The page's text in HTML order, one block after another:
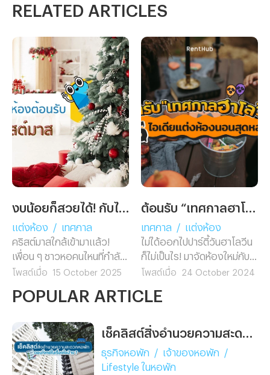
RELATED ARTICLES
แต่งห้อง /
เทศกาล
คริสต์มาสใกล้เข้ามาแล้ว!
เพื่อน ๆ ชาวหอคนไหนที่กำลัง
มองหาวิธีแต่งห้องให้ดูอบอุ่น
แห่งความสุข แต่ติดที่งบ
กังวลใจไปค่ะ เพราะความ
สวยไม่จำเป็นต้องแพงเสมอ
ไป! และในวันนี้เราจะขอพา
เพื่อน ๆ ไปดูไอเดียแต่งห้อง
โพสต์เมื่อ 15 October 2025
เทศกาล /
แต่งห้อง
ไม่ได้ออกไปปาร์ตี้วันฮาโลวีน
ก็ไม่เป็นไร! มาจัดห้องใหม่กับ 5
ไอเดียแต่งห้องนอนสุดหลอน
กว่า
โพสต์เมื่อ 24 October 2024
POPULAR ARTICLE
ธุรกิจหอพัก / เจ้าของหอพัก
/
Lifestyle ในหอพัก